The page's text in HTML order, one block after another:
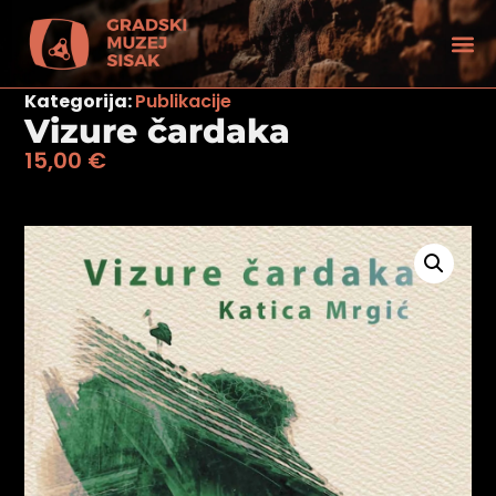
Kategorija:Publikacije
Vizure čardaka
15,00 €
vida